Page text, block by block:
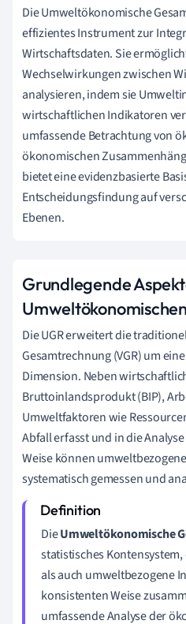
Die Umweltökonomische
effizientes Instrument zur
Wirtschaftsdaten. Sie
Wechselwirkungen zwischen
analysieren, indem sie
wirtschaftlichen Indikatoren
umfassende Betrachtung von
ökonomischen
bietet eine evidenzbasierte
Entscheidungsfindung auf
Ebenen.
Grundlegende
Die UGR erweitert die
Gesamtrechnung (VGR) um
Dimension. Neben
Bruttoinlandsprodukt (BIP),
Umweltfaktoren wie
Abfall erfasst und in die
Weise können
systematisch gemessen und
DieUmweltökonomische
statistisches
als auch umweltbezogene
konsistenten Weise
umfassende Analyse der